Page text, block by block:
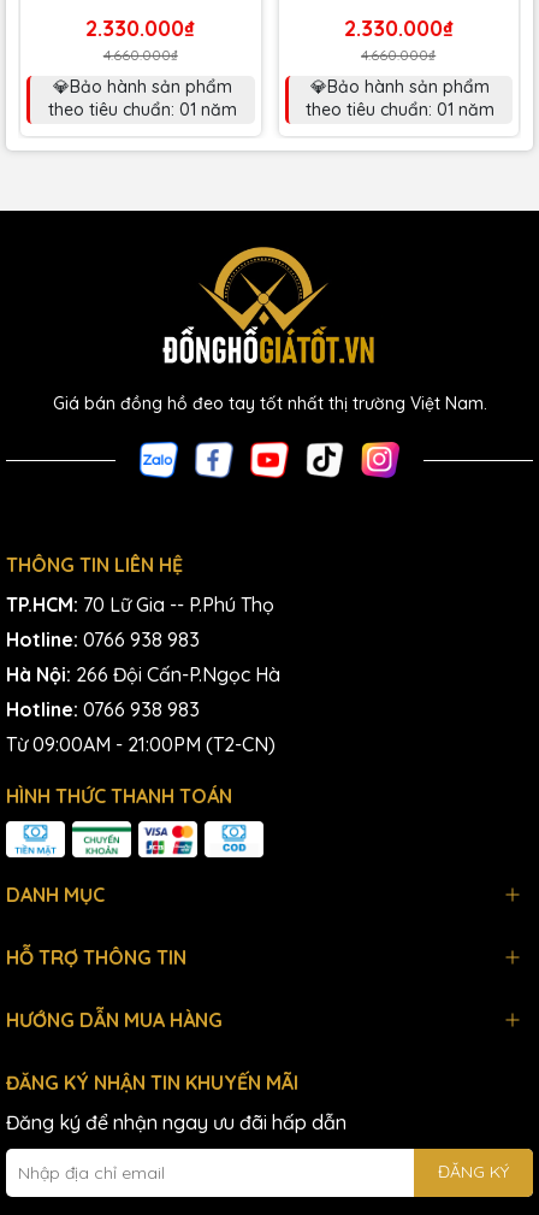
2.330.000₫
4.660.000₫
💎Bảo hành sản phẩm
theo tiêu chuẩn: 01 năm
2.330.000₫
4.660.000₫
💎Bảo hành sản phẩm
theo tiêu chuẩn: 01 năm
Giá bán đồng hồ đeo tay tốt nhất thị trường Việt Nam.
THÔNG TIN LIÊN HỆ
TP.HCM: 70 Lữ Gia -- P.Phú Thọ
Hotline: 0766 938 983
Hà Nội: 266 Đội Cấn-P.Ngọc Hà
Hotline: 0766 938 983
Từ 09:00AM - 21:00PM (T2-CN)
HÌNH THỨC THANH TOÁN
DANH MỤC
HỖ TRỢ THÔNG TIN
HƯỚNG DẪN MUA HÀNG
ĐĂNG KÝ NHẬN TIN KHUYẾN MÃI
Đăng ký để nhận ngay ưu đãi hấp dẫn
ĐĂNG KÝ